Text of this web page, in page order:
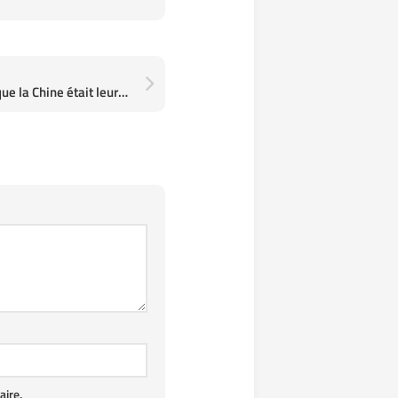
Les Talibans ont déclaré que la Chine était leur plus grand allié